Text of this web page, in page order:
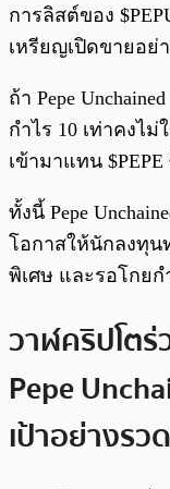
การลิสต์ของ
เหรียญเปิดขายอย่
ถ้า Pepe
กำไร 10 เท่าคงไม่
เข้ามาแทน
ทั้งนี้ Pepe
โอกาสให้นักลงทุน
พิเศษ และรอโกยก
วาฬคริปโต
Pepe
เป้าอย่างรว